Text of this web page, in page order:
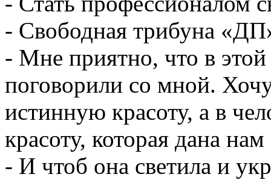
- Свободная трибуна
- Мне приятно, что в
поговорили со мной.
истинную красоту, а в
красоту, которая дана
- И чтоб она светила и